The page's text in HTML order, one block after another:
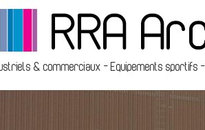
& commerciaux - Equipements